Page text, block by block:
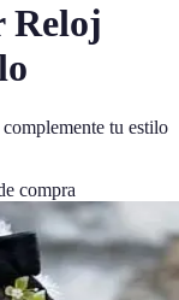
Reloj
tu estilo
compra